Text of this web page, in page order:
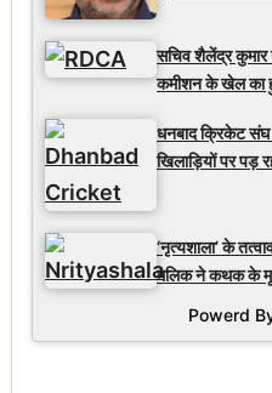
सचिव शैलेंद्र कुमार
कमीशन के खेल का
धनबाद क्रिकेट संघ
खिलाड़ियों पर पड़
‘नृत्यशाला’ के
मलिक ने कथक के
Powerd